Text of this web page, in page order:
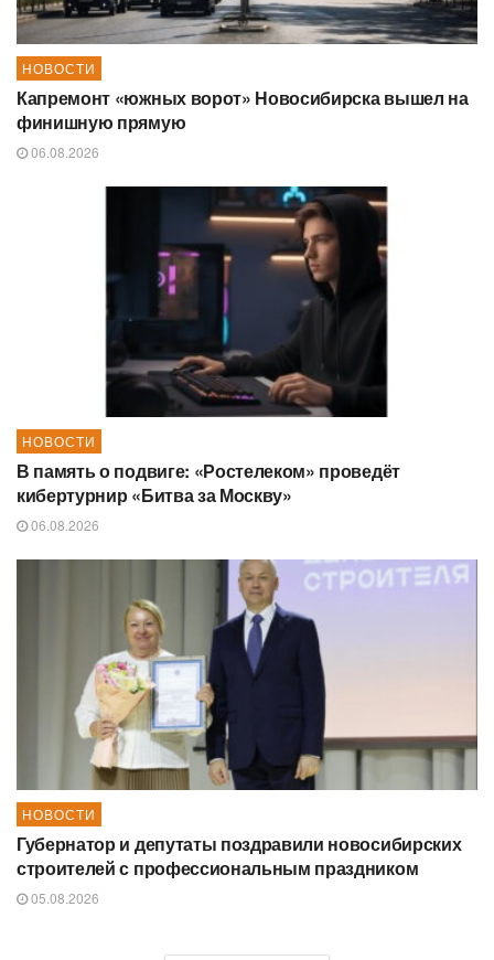
НОВОСТИ
Капремонт «южных ворот» Новосибирска вышел на
финишную прямую
06.08.2026
НОВОСТИ
В память о подвиге: «Ростелеком» проведёт
кибертурнир «Битва за Москву»
06.08.2026
НОВОСТИ
Губернатор и депутаты поздравили новосибирских
строителей с профессиональным праздником
05.08.2026